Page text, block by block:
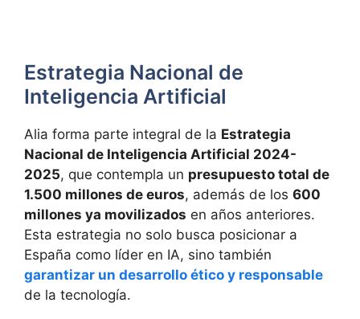
Estrategia Nacional de
Inteligencia Artificial
Alia forma parte integral de la Estrategia
Nacional de Inteligencia Artificial 2024-
2025, que contempla un presupuesto total de
1.500 millones de euros, además de los 600
millones ya movilizados en años anteriores.
Esta estrategia no solo busca posicionar a
España como líder en IA, sino también
garantizar un desarrollo ético y responsable
de la tecnología.